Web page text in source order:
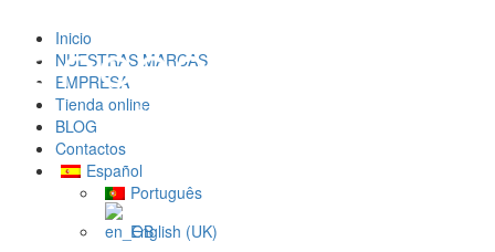
Inicio
NUESTRAS MARCAS
EMPRESA
Tienda online
BLOG
Contactos
Español
Português
English (UK)